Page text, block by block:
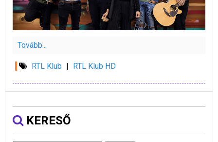
Tovább...
RTL Klub | RTL Klub HD
KERESŐ